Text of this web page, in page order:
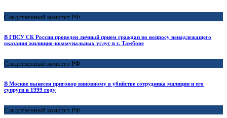
Следственный комитет РФ
В ГВСУ СК России проведен личный прием граждан по вопросу ненадлежащего
оказания жилищно-коммунальных услуг в г. Тамбове
Следственный комитет РФ
В Москве вынесен приговор виновному в убийстве сотрудника милиции и его
супруги в 1999 году
Следственный комитет РФ